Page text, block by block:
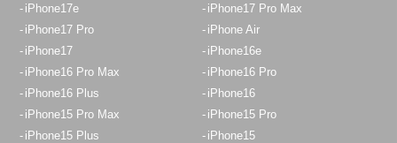
iPhone17e
iPhone17 Pro Max
iPhone17 Pro
iPhone Air
iPhone17
iPhone16e
iPhone16 Pro Max
iPhone16 Pro
iPhone16 Plus
iPhone16
iPhone15 Pro Max
iPhone15 Pro
iPhone15 Plus
iPhone15